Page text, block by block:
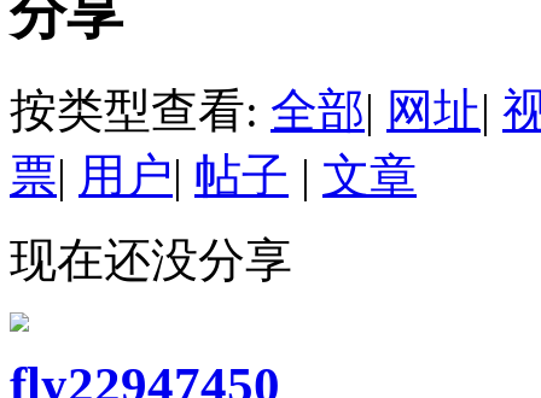
分享
按类型查看: 全部| 网址|
票| 用户| 帖子 | 文章
现在还没分享
fly22947450